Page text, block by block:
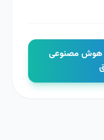
هوش مصنوعی